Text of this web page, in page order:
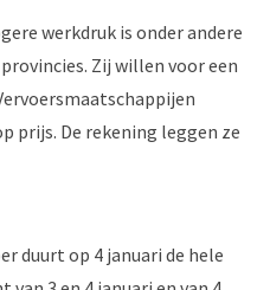
werkdruk is onder andere
Zij willen voor een
prijs. De rekening leggen ze
duurt op 4 januari de hele